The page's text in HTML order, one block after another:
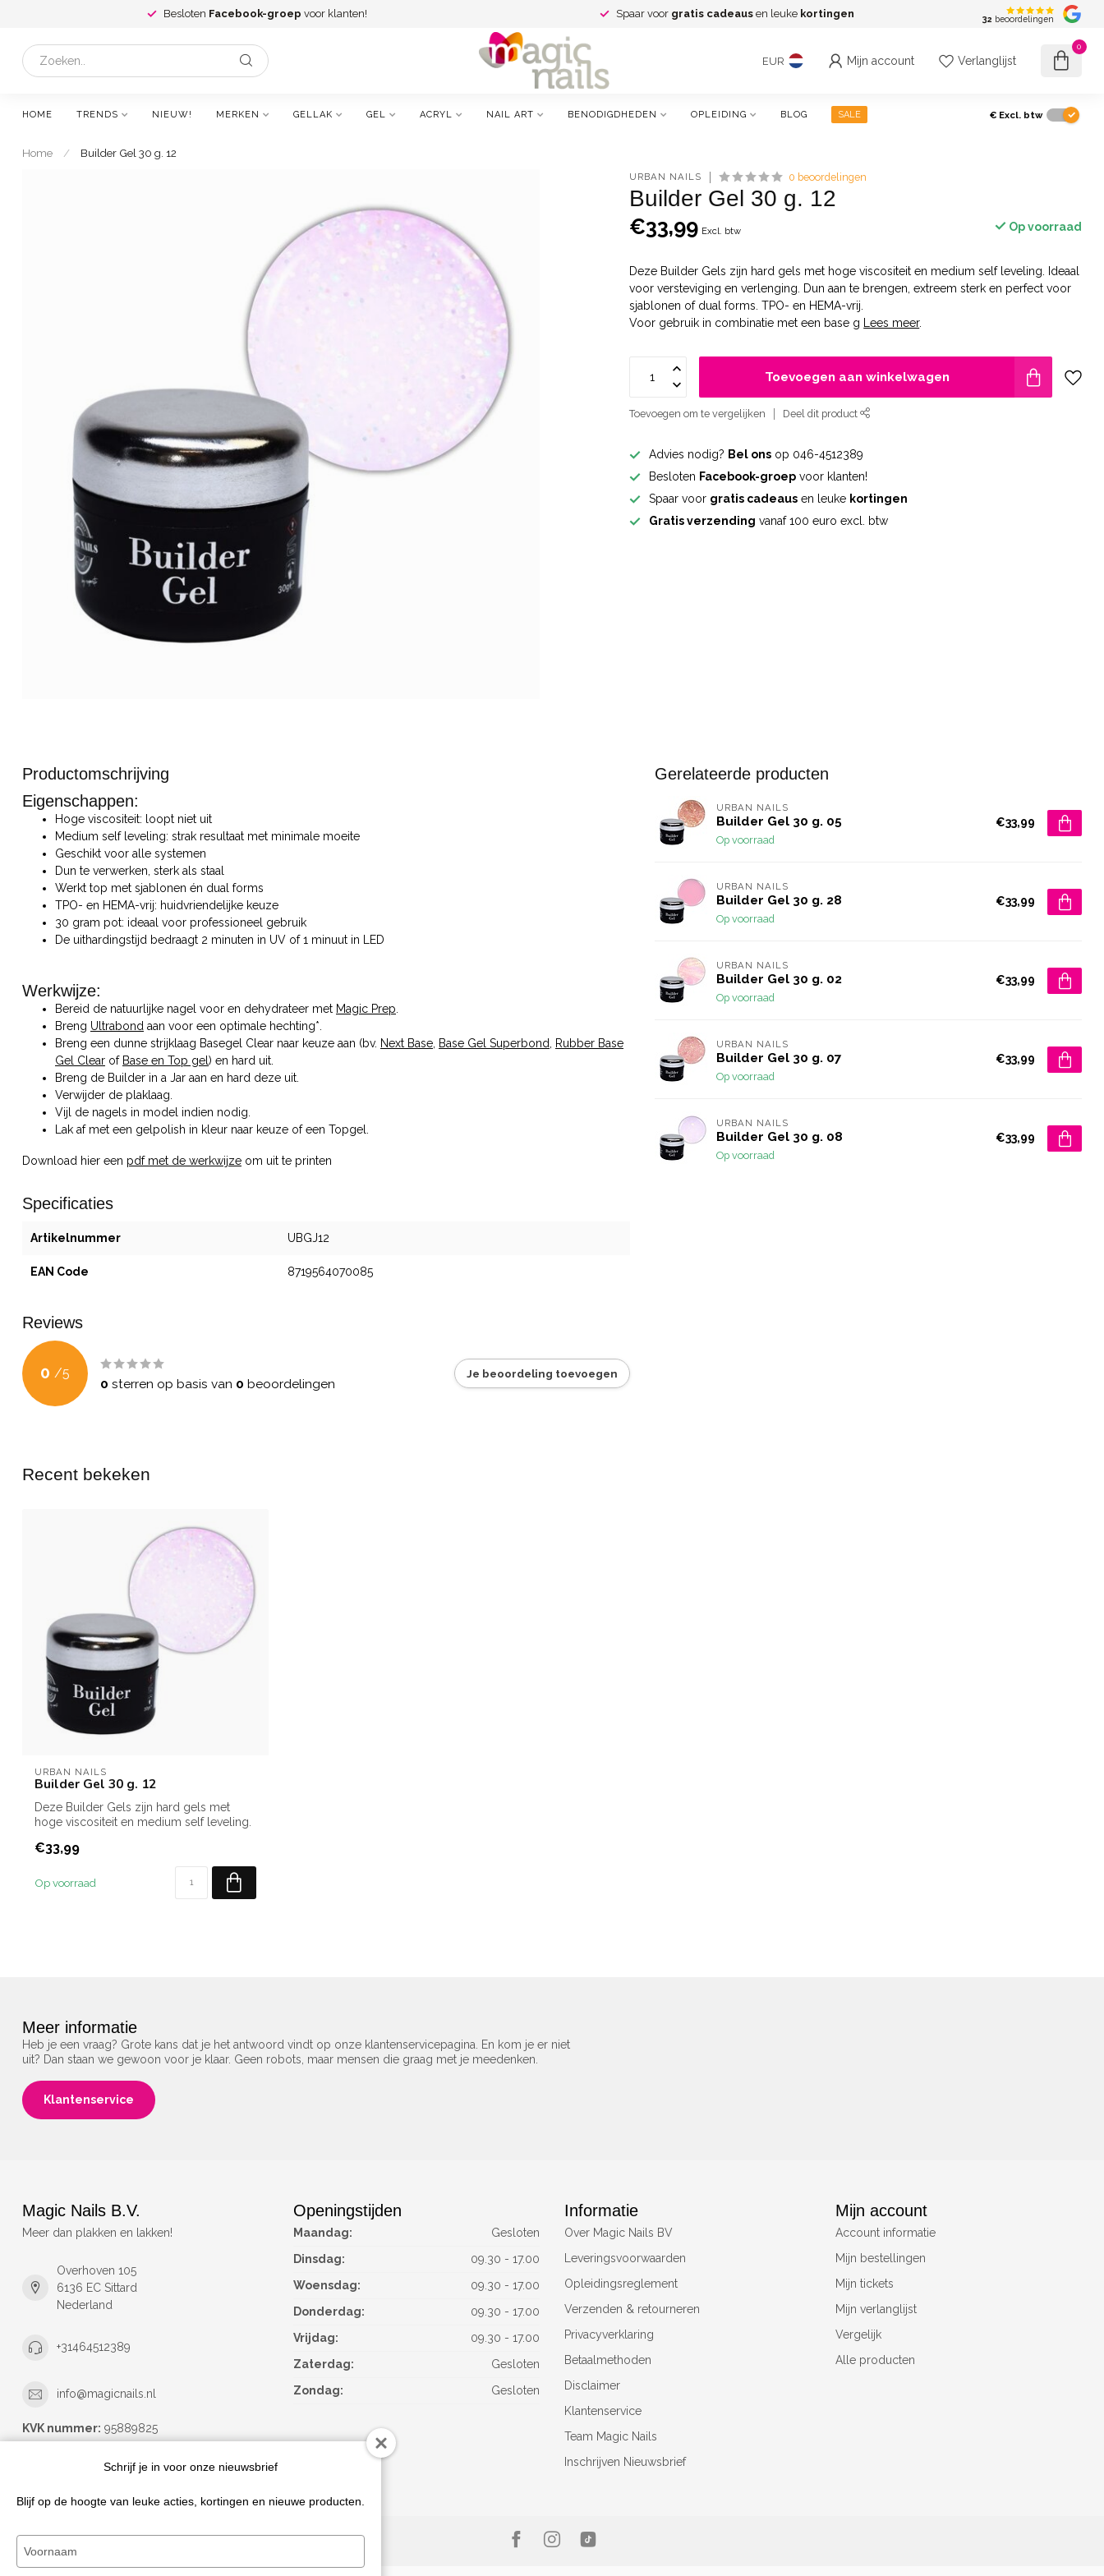
Besloten Facebook-groep voor klanten! Spaar voor gratis cadeaus en leuke kortingen 32 beoordelingen
EUR Mijn account Verlanglijst
0
HOME TRENDS NIEUW! MERKEN GELLAK GEL ACRYL NAIL ART BENODIGDHEDEN OPLEIDING BLOG SALE € Excl. btw
Home / Builder Gel 30 g. 12
URBAN NAILS 0 beoordelingen
Builder Gel 30 g. 12
€33,99 Excl. btw Op voorraad
Deze Builder Gels zijn hard gels met hoge viscositeit en medium self leveling. Ideaal
voor versteviging en verlenging. Dun aan te brengen, extreem sterk en perfect voor
sjablonen of dual forms. TPO- en HEMA-vrij.
Voor gebruik in combinatie met een base g
Lees meer.
Toevoegen aan winkelwagen
Toevoegen om te vergelijken Deel dit product
Advies nodig? Bel ons op 046-4512389
Besloten Facebook-groep voor klanten!
Spaar voor gratis cadeaus en leuke kortingen
Gratis verzending vanaf 100 euro excl. btw
Productomschrijving
Eigenschappen:
Hoge viscositeit: loopt niet uit
Medium self leveling: strak resultaat met minimale moeite
Geschikt voor alle systemen
Dun te verwerken, sterk als staal
Werkt top met sjablonen én dual forms
TPO- en HEMA-vrij: huidvriendelijke keuze
30 gram pot: ideaal voor professioneel gebruik
De uithardingstijd bedraagt 2 minuten in UV of 1 minuut in LED
Werkwijze:
Bereid de natuurlijke nagel voor en dehydrateer met Magic Prep
Breng Ultrabond aan voor een optimale hechting*.
Breng een dunne strijklaag Basegel Clear naar keuze aan (bv. Next Base Base Gel Superbond,
Rubber Base
Gel Clear of Base en Top gel ) en hard uit.
Breng de Builder in a Jar aan en hard deze uit.
Verwijder de plaklaag.
Vijl de nagels in model indien nodig.
Lak af met een gelpolish in kleur naar keuze of een Topgel.
Download hier een pdf met de werkwijze om uit te printen
Specificaties
Artikelnummer UBGJ12
EAN Code 8719564070085
Reviews
0 /5
0 sterren op basis van 0 beoordelingen
Je beoordeling toevoegen
Gerelateerde producten
URBAN NAILS
Builder Gel 30 g. 05
Op voorraad
€33,99
URBAN NAILS
Builder Gel 30 g. 28
Op voorraad
€33,99
URBAN NAILS
Builder Gel 30 g. 02
Op voorraad
€33,99
URBAN NAILS
Builder Gel 30 g. 07
Op voorraad
€33,99
URBAN NAILS
Builder Gel 30 g. 08
Op voorraad
€33,99
Recent bekeken
URBAN NAILS
Builder Gel 30 g. 12
Deze Builder Gels zijn hard gels met
hoge viscositeit en medium self leveling.
€33,99
Op voorraad
Meer informatie
Heb je een vraag? Grote kans dat je het antwoord vindt op onze klantenservicepagina. En kom je er niet
uit? Dan staan we gewoon voor je klaar. Geen robots, maar mensen die graag met je meedenken.
Klantenservice
Magic Nails B.V.
Meer dan plakken en lakken!
Overhoven 105
6136 EC Sittard
Nederland
+31464512389
info@magicnails.nl
KVK nummer: 95889825
Openingstijden
Maandag:
Gesloten
Dinsdag:
09.30 - 17.00
Woensdag:
09.30 - 17.00
Donderdag:
09.30 - 17.00
Vrijdag:
09.30 - 17.00
Zaterdag:
Gesloten
Zondag:
Gesloten
Informatie
Over Magic Nails BV
Leveringsvoorwaarden
Opleidingsreglement
Verzenden & retourneren
Privacyverklaring
Betaalmethoden
Disclaimer
Klantenservice
Team Magic Nails
Inschrijven Nieuwsbrief
Mijn account
Account informatie
Mijn bestellingen
Mijn tickets
Mijn verlanglijst
Vergelijk
Alle producten
Schrijf je in voor onze nieuwsbrief
Blijf op de hoogte van leuke acties, kortingen en nieuwe producten.